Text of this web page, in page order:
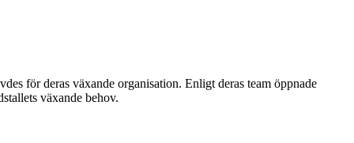
för deras växande organisation. Enligt deras team öppnade
växande behov.